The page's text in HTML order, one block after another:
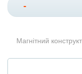
-
Магнітний